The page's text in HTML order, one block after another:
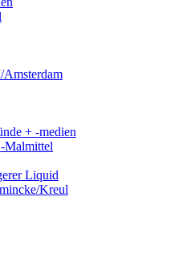
+ -medien
Malmittel
Liquid
Kreul